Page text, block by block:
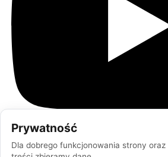
Prywatność
Dla dobrego funkcjonowania strony